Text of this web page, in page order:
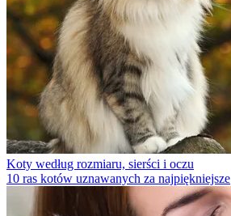
Koty według rozmiaru, sierści i oczu
10 ras kotów uznawanych za najpiękniejsze